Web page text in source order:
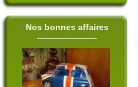
Nos bonnes affaires